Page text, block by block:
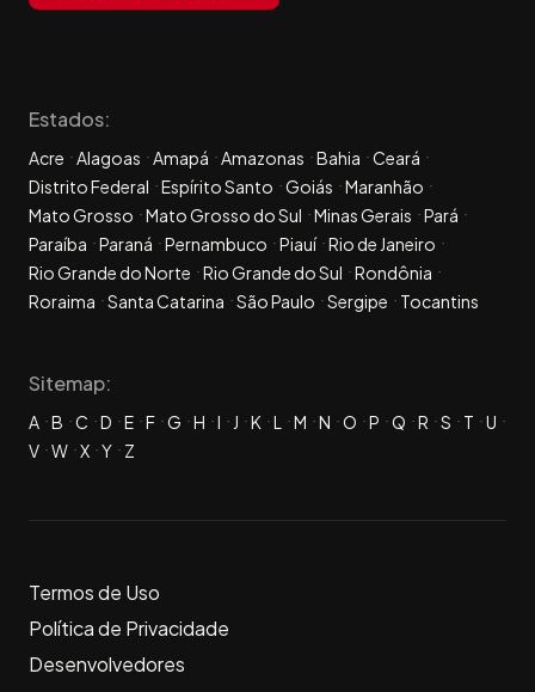
Estados:
Acre Alagoas Amapá Amazonas Bahia
Ceará
Distrito Federal
Espírito Santo Goiás
Maranhão
Mato Grosso
Mato Grosso do Sul Minas Gerais
Pará
Paraíba
Paraná Pernambuco Piauí Rio de Janeiro
Rio Grande do Norte
Rio Grande do Sul
Rondônia
Roraima
Santa Catarina São Paulo Sergipe Tocantins
Sitemap:
A B C D E F G H I J K L M N O P Q R S T
U
V W X Y Z
Termos de Uso
Política de Privacidade
Desenvolvedores